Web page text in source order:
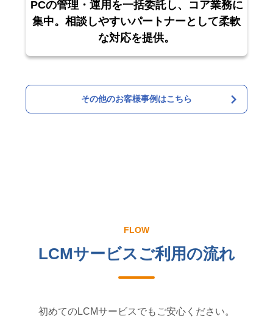
PCの管理・運用を一括委託し、コア業務に
集中。相談しやすいパートナーとして柔軟
な対応を提供。
その他のお客様事例はこちら
FLOW
LCMサービスご利用の流れ
初めてのLCMサービスでもご安心ください。